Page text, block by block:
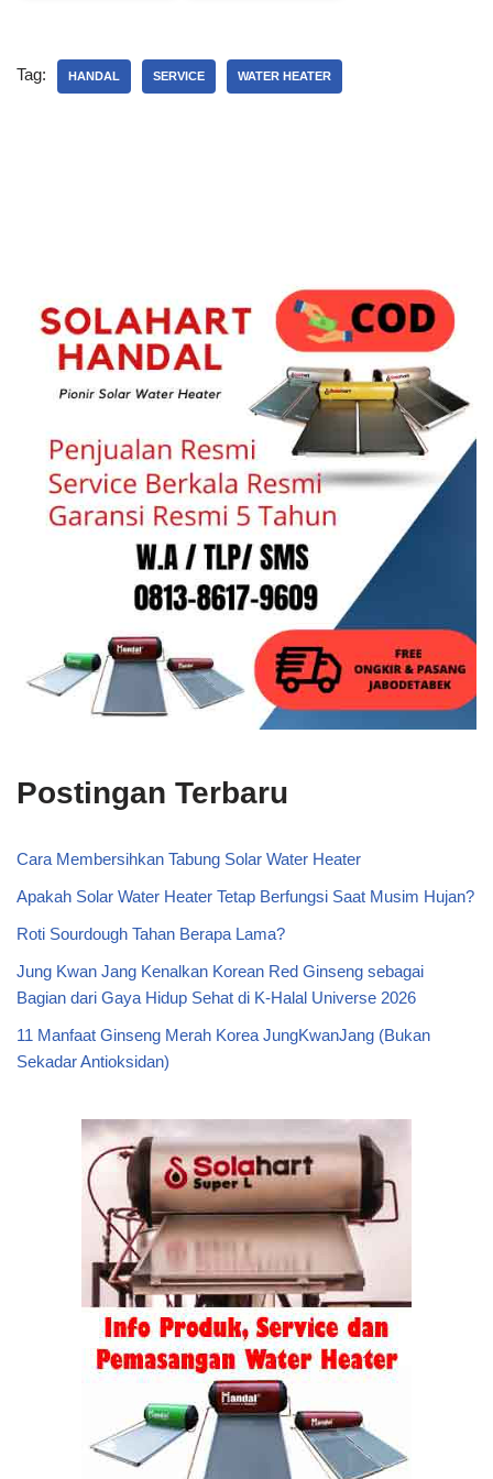
Tag: HANDAL SERVICE WATER HEATER
Postingan Terbaru
Cara Membersihkan Tabung Solar Water Heater
Apakah Solar Water Heater Tetap Berfungsi Saat Musim Hujan?
Roti Sourdough Tahan Berapa Lama?
Jung Kwan Jang Kenalkan Korean Red Ginseng sebagai
Bagian dari Gaya Hidup Sehat di K-Halal Universe 2026
11 Manfaat Ginseng Merah Korea JungKwanJang (Bukan
Sekadar Antioksidan)